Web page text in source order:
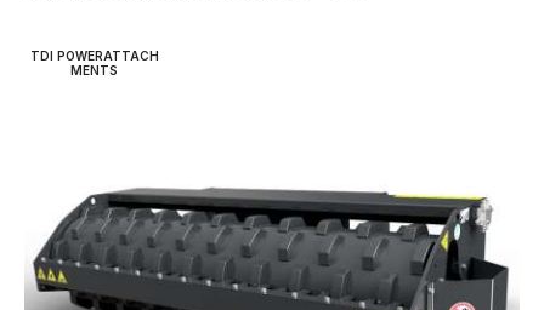
TDI POWERATTACH
MENTS